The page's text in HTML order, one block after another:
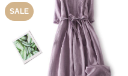
SALE